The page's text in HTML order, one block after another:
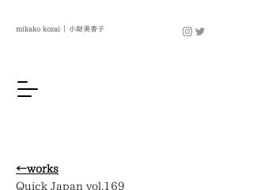
mikako kozai ｜ 小財美香子
←works
Quick Japan vol.169